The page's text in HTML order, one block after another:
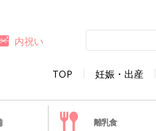
TOP 妊娠・出産
内祝い
離乳食